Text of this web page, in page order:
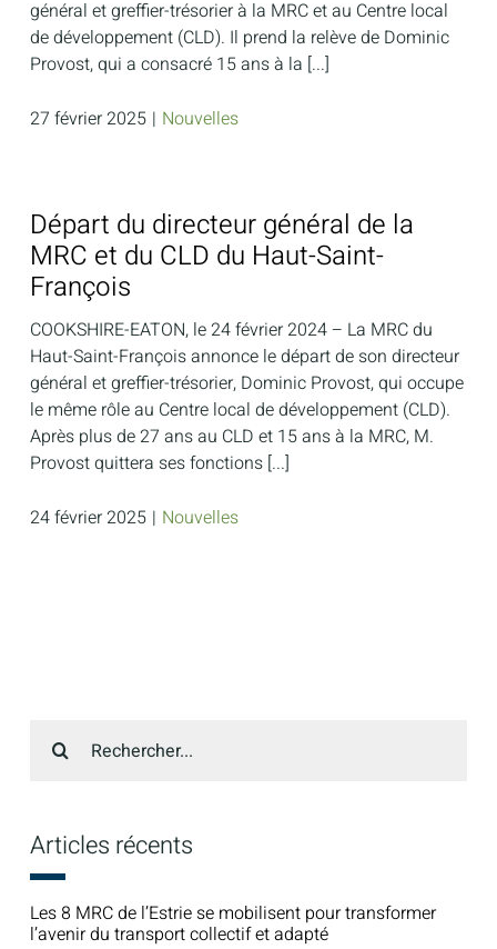
général et greffier-trésorier à la MRC et au Centre local
de développement (CLD). Il prend la relève de Dominic
Provost, qui a consacré 15 ans à la [...]
27 février 2025 | Nouvelles
Départ du directeur général de la
MRC et du CLD du Haut-Saint-
François
COOKSHIRE-EATON, le 24 février 2024 – La MRC du
Haut-Saint-François annonce le départ de son directeur
général et greffier-trésorier, Dominic Provost, qui occupe
le même rôle au Centre local de développement (CLD).
Après plus de 27 ans au CLD et 15 ans à la MRC, M.
Provost quittera ses fonctions [...]
24 février 2025 | Nouvelles
sur
:
Articles récents
Les 8 MRC de l’Estrie se mobilisent pour transformer
l’avenir du transport collectif et adapté